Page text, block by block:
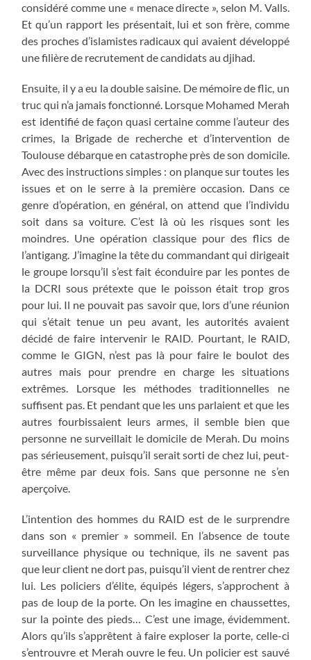
considéré comme une « menace directe », selon M. Valls.
Et qu’un rapport les présentait, lui et son frère, comme
des proches d’islamistes radicaux qui avaient développé
une filière de recrutement de candidats au djihad.
Ensuite, il y a eu la double saisine. De mémoire de flic, un
truc qui n’a jamais fonctionné. Lorsque Mohamed Merah
est identifié de façon quasi certaine comme l’auteur des
crimes, la Brigade de recherche et d’intervention de
Toulouse débarque en catastrophe près de son domicile.
Avec des instructions simples : on planque sur toutes les
issues et on le serre à la première occasion. Dans ce
genre d’opération, en général, on attend que l’individu
soit dans sa voiture. C’est là où les risques sont les
moindres. Une opération classique pour des flics de
l’antigang. J’imagine la tête du commandant qui dirigeait
le groupe lorsqu’il s’est fait éconduire par les pontes de
la DCRI sous prétexte que le poisson était trop gros
pour lui. Il ne pouvait pas savoir que, lors d’une réunion
qui s’était tenue un peu avant, les autorités avaient
décidé de faire intervenir le RAID. Pourtant, le RAID,
comme le GIGN, n’est pas là pour faire le boulot des
autres mais pour prendre en charge les situations
extrêmes. Lorsque les méthodes traditionnelles ne
suffisent pas. Et pendant que les uns parlaient et que les
autres fourbissaient leurs armes, il semble bien que
personne ne surveillait le domicile de Merah. Du moins
pas sérieusement, puisqu’il serait sorti de chez lui, peut-
être même par deux fois. Sans que personne ne s’en
aperçoive.
L’intention des hommes du RAID est de le surprendre
dans son « premier » sommeil. En l’absence de toute
surveillance physique ou technique, ils ne savent pas
que leur client ne dort pas, puisqu’il vient de rentrer chez
lui. Les policiers d’élite, équipés légers, s’approchent à
pas de loup de la porte. On les imagine en chaussettes,
sur la pointe des pieds… C’est une image, évidemment.
Alors qu’ils s’apprêtent à faire exploser la porte, celle-ci
s’entrouvre et Merah ouvre le feu. Un policier est sauvé